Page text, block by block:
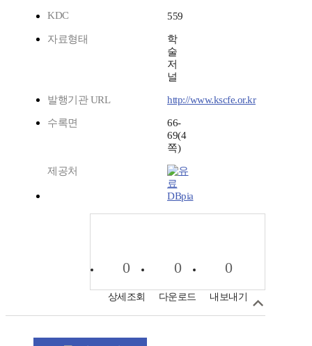
KDC
559
자료형태
학
술
저
널
발행기관 URL http://www.kscfe.or.kr
수록면
66-
69(4
쪽)
제공처
DBpia
0
상세조회
0
다운로드
0
내보내기